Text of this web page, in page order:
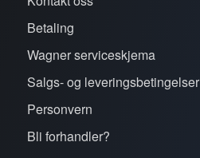
Betaling
Wagner serviceskjema
Salgs- og leveringsbetingelser
Personvern
Bli forhandler?